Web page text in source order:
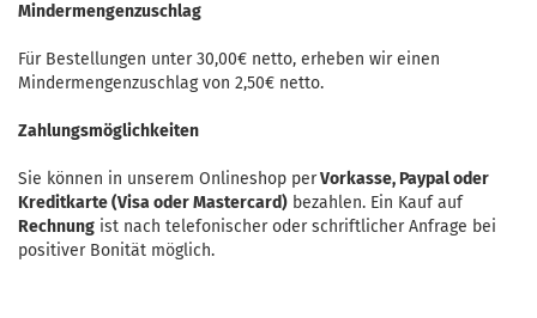
Mindermengenzuschlag
Für Bestellungen unter 30,00€ netto, erheben wir einen
Mindermengenzuschlag von 2,50€ netto.
Zahlungsmöglichkeiten
Sie können in unserem Onlineshop perVorkasse, Paypal oder
Kreditkarte (Visa oder Mastercard) bezahlen. Ein Kauf auf
Rechnung ist nach telefonischer oder schriftlicher Anfrage bei
positiver Bonität möglich.